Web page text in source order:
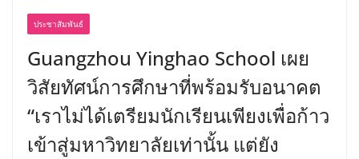
ประชาสัมพันธ์
Guangzhou Yinghao School เผย
วิสัยทัศน์การศึกษาที่พร้อมรับอนาคต
“เราไม่ได้เตรียมนักเรียนเพียงเพื่อก้าว
เข้าสู่มหาวิทยาลัยเท่านั้น แต่ยัง